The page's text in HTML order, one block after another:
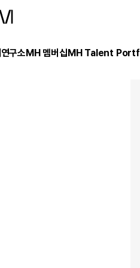
연구소MH 멤버십MH Talent